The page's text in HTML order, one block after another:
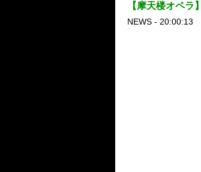
【摩天楼オペ
NEWS - 20:00:13